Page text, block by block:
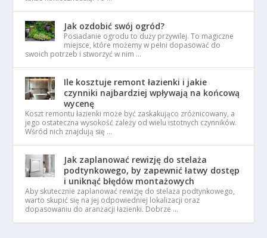
Jak ozdobić swój ogród?
Posiadanie ogrodu to duży przywilej. To magiczne
miejsce, które możemy w pełni dopasować do
swoich potrzeb i stworzyć w nim …
Ile kosztuje remont łazienki i jakie
czynniki najbardziej wpływają na końcową
wycenę
Koszt remontu łazienki może być zaskakująco zróżnicowany, a
jego ostateczna wysokość zależy od wielu istotnych czynników.
Wśród nich znajdują się …
Jak zaplanować rewizję do stelaża
podtynkowego, by zapewnić łatwy dostęp
i uniknąć błędów montażowych
Aby skutecznie zaplanować rewizję do stelaża podtynkowego,
warto skupić się na jej odpowiedniej lokalizacji oraz
dopasowaniu do aranżacji łazienki. Dobrze …